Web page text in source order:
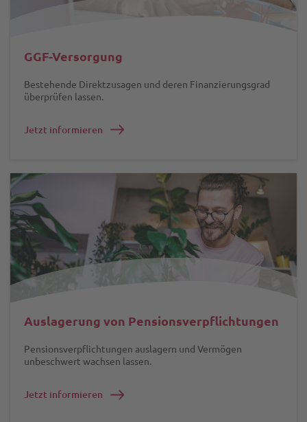
GGF-Versorgung
Bestehende Direktzusagen und deren Finanzierungsgrad
überprüfen lassen.
Jetzt informieren
Auslagerung von Pensionsverpflichtungen
Pensionsverpflichtungen auslagern und Vermögen
unbeschwert wachsen lassen.
Jetzt informieren